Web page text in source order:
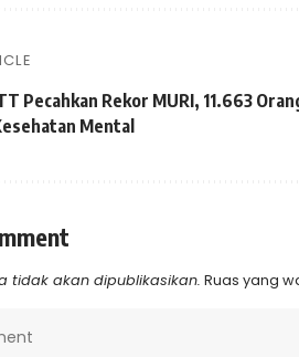
Pecahkan Rekor MURI, 11.663
Mental
tidak akan dipublikasikan. Ruas yang